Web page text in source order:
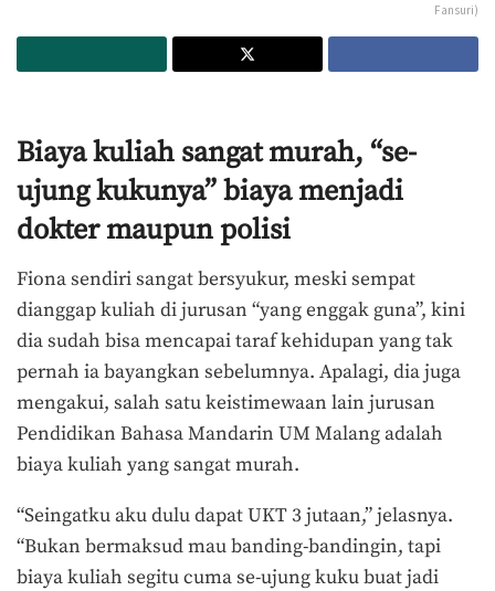
Fansuri)
Biaya kuliah sangat murah, “se-
ujung kukunya” biaya menjadi
dokter maupun polisi
Fiona sendiri sangat bersyukur, meski sempat
dianggap kuliah di jurusan “yang enggak guna”, kini
dia sudah bisa mencapai taraf kehidupan yang tak
pernah ia bayangkan sebelumnya. Apalagi, dia juga
mengakui, salah satu keistimewaan lain jurusan
Pendidikan Bahasa Mandarin UM Malang adalah
biaya kuliah yang sangat murah.
“Seingatku aku dulu dapat UKT 3 jutaan,” jelasnya.
“Bukan bermaksud mau banding-bandingin, tapi
biaya kuliah segitu cuma se-ujung kuku buat jadi